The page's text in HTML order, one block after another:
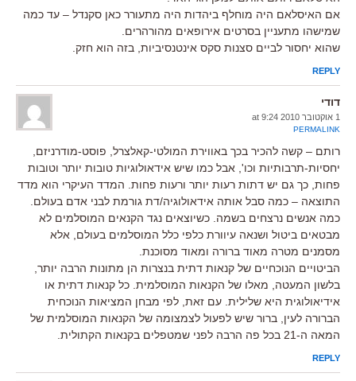
אם האיסלאם היה מוחלף ביהדות היה מתעורר כאן סקנדל – עד כמה
שמישהו מתעניין בסרטים אירופאים מהורהרים.
שהוא יחסור לביים סצנות סקס אינטנסיביות, בזה הוא חזק.
REPLY
דודי
1 אוקטובר 2010 at 9:24
PERMALINK
רותם – קשה להכיר בכך באווירת המולטי-קאלצרל, פוסט-מודרניזם,
יחסיות-תרבותיות וכו', אבל כמו שיש אידאולוגיות טובות יותר וטובות
פחות, כך גם יש דתות רעות יותר ורעות פחות. המדד העיקרי הוא מדד
התוצאה – כמה סבל אותה אידאולוגיה/דת גורמת לבני אדם בעולם.
כמה אנשים נרצחים בשמה. כשיוצאים נגד הקנאים המוסלמים לא
מבטאים ביטול ושנאה עיוורת כלפי כלל המוסלמים בעולם, אלא
מסמנים מטרה מאוד ברורה ומאוד מסוכנת.
הביטויים הנוכחיים של קנאות דתית בנצרות הן מתונות הרבה יותר,
בלשון המעטה, מאלו של הקנאות המוסלמית. כל קנאות דתית או
אידיאולוגית היא שלילית. עם זאת, לפי מבחן המציאות הנוכחית
הברורה לעין, ברור שיש לפעול לצמצומה של הקנאות המוסלמית של
המאה ה-21 בכל פה הרבה לפני שמטפלים בקנאות הקתולית.
REPLY